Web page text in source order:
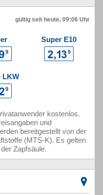
gültig seit heute, 09:06 Uhr
Super E10
LKW
kostenlos.
und
bereitgestellt von der
(MTS-K). Es gelten
Zapfsäule.